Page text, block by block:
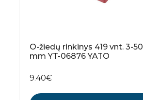
O-žiedų rinkinys 419 vnt. 3-50
mm YT-06876 YATO
9.40€